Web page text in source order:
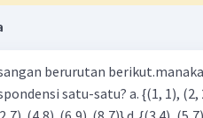
x∈ bilangan rasional adalah
0.0 ) Balas
berurutan